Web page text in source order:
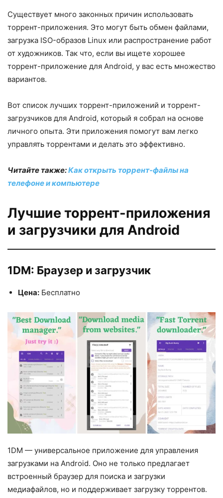
Существует много законных причин использовать
торрент-приложения. Это могут быть обмен файлами,
загрузка ISO-образов Linux или распространение работ
от художников. Так что, если вы ищете хорошее
торрент-приложение для Android, у вас есть множество
вариантов.
Вот список лучших торрент-приложений и торрент-
загрузчиков для Android, который я собрал на основе
личного опыта. Эти приложения помогут вам легко
управлять торрентами и делать это эффективно.
Читайте также:Как открыть торрент-файлы на
телефоне и компьютере
Лучшие торрент-приложения
и загрузчики для Android
1DM: Браузер и загрузчик
Цена: Бесплатно
1DM — универсальное приложение для управления
загрузками на Android. Оно не только предлагает
встроенный браузер для поиска и загрузки
медиафайлов, но и поддерживает загрузку торрентов.